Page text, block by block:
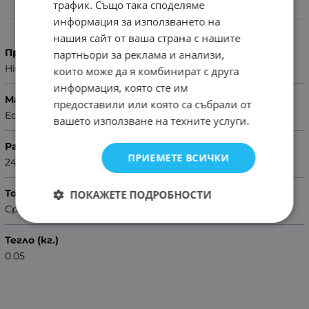
Характеристики
Производител
Hightone
Материал
Естествена кожа
Размер
24mm
Тока / закопчаване/
Сребриста, стоманена
Тегло (кг.)
0.05
трафик. Също така споделяме
информация за използването на
нашия сайт от ваша страна с нашите
партньори за реклама и анализи,
които може да я комбинират с друга
информация, която сте им
предоставили или която са събрали от
вашето използване на техните услуги.
ПРИЕМЕТЕ ВСИЧКИ
ПОКАЖЕТЕ ПОДРОБНОСТИ